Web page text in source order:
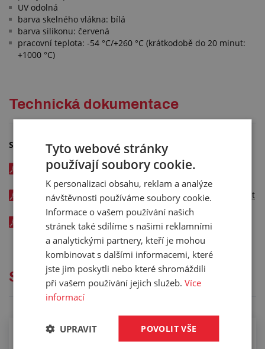
UV odolná
barva skelného vlákna: bílá
barva silikonu: červená
pracovní teplota: -54 °C/+260 °C (krátkodobě do 20 minut:
+1000 °C)
Technická dokumentace
Soubory ke stažení
Ochranná ohnivzdorná tkanina SHILCUT FIBERGLASS -
katalogový list v EN - kód: 11259xxx
Ochranná ohnivzdorná tkanina SHILCUT FIBERGLASS - test
nehořlavosti v EN - kód: 11259xxx
Ochranná ohnivzdorná tkanina SHILCUT FIBERGLASS -
materiálový list v EN - kód: 11259xxx
Služby
Řezání kompaktních materiálů na
Tyto webové stránky
používají soubory cookie.
K personalizaci obsahu, reklam a analýze
návštěvnosti používáme soubory cookie.
Informace o vašem používání našich
stránek také sdílíme s našimi reklamními
a analytickými partnery, kteří je mohou
kombinovat s dalšími informacemi, které
jste jim poskytli nebo které shromáždili
při vašem používání jejich služeb.Více
informací
POVOLIT VŠE
UPRAVIT